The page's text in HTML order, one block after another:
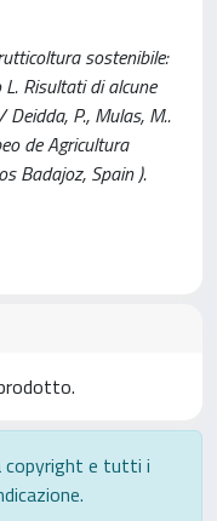
sostenibile:
Risultati di alcune
P., Mulas, M..
de Agricultura
Badajoz, Spain ).
copyright e tutti i